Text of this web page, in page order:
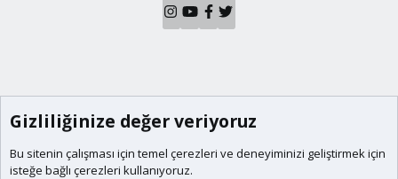
Gizliliğinize değer veriyoruz
Bu sitenin çalışması için temel çerezleri ve deneyiminizi geliştirmek için
isteğe bağlı çerezleri kullanıyoruz.